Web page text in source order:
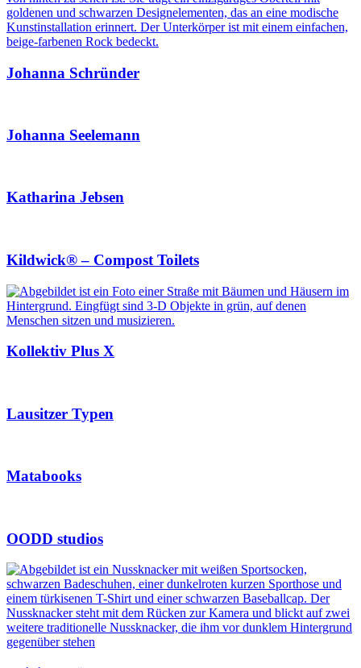
Johanna Schründer
Johanna Seelemann
Katharina Jebsen
Kildwick® – Compost Toilets
Kollektiv Plus X
Lausitzer Typen
Matabooks
OODD studios